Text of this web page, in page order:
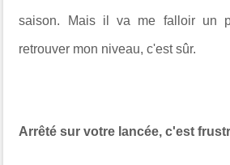
saison. Mais il va me falloir un
retrouver mon niveau, c'est sûr.
Arrêté sur votre lancée, c'est